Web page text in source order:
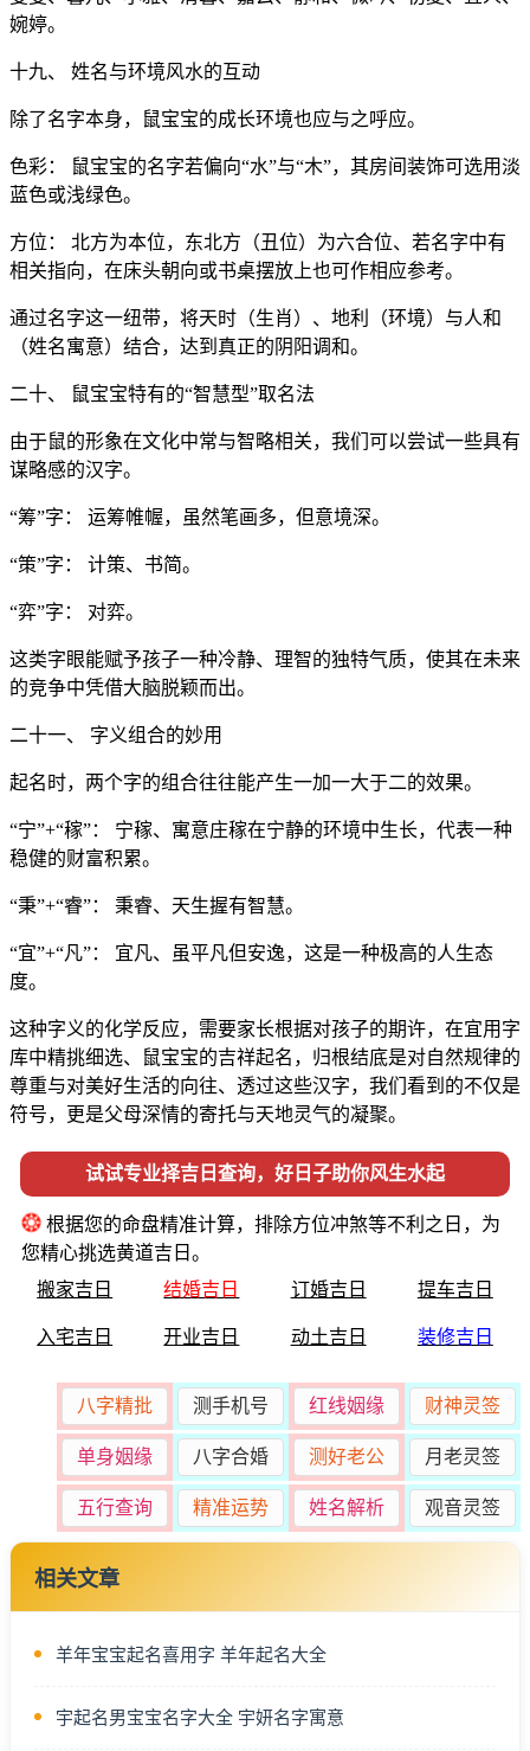
婉婷。
十九、 姓名与环境风水的互动
除了名字本身，鼠宝宝的成长环境也应与之呼应。
色彩： 鼠宝宝的名字若偏向“水”与“木”，其房间装饰可选用淡
蓝色或浅绿色。
方位： 北方为本位，东北方（丑位）为六合位、若名字中有
相关指向，在床头朝向或书桌摆放上也可作相应参考。
通过名字这一纽带，将天时（生肖）、地利（环境）与人和
（姓名寓意）结合，达到真正的阴阳调和。
二十、 鼠宝宝特有的“智慧型”取名法
由于鼠的形象在文化中常与智略相关，我们可以尝试一些具有
谋略感的汉字。
“筹”字： 运筹帷幄，虽然笔画多，但意境深。
“策”字： 计策、书简。
“弈”字： 对弈。
这类字眼能赋予孩子一种冷静、理智的独特气质，使其在未来
的竞争中凭借大脑脱颖而出。
二十一、 字义组合的妙用
起名时，两个字的组合往往能产生一加一大于二的效果。
“宁”+“稼”： 宁稼、寓意庄稼在宁静的环境中生长，代表一种
稳健的财富积累。
“秉”+“睿”： 秉睿、天生握有智慧。
“宜”+“凡”： 宜凡、虽平凡但安逸，这是一种极高的人生态
度。
这种字义的化学反应，需要家长根据对孩子的期许，在宜用字
库中精挑细选、鼠宝宝的吉祥起名，归根结底是对自然规律的
尊重与对美好生活的向往、透过这些汉字，我们看到的不仅是
符号，更是父母深情的寄托与天地灵气的凝聚。
试试专业择吉日查询，好日子助你风生水起
❂ 根据您的命盘精准计算，排除方位冲煞等不利之日，为
您精心挑选黄道吉日。
搬家吉日
结婚吉日 订婚吉日 提车吉日
入宅吉日 开业吉日 动土吉日 装修吉日
八字精批 测手机号 红线姻缘 财神灵签
单身姻缘 八字合婚 测好老公 月老灵签
五行查询 精准运势 姓名解析 观音灵签
相关文章
羊年宝宝起名喜用字 羊年起名大全
宇起名男宝宝名字大全 宇妍名字寓意